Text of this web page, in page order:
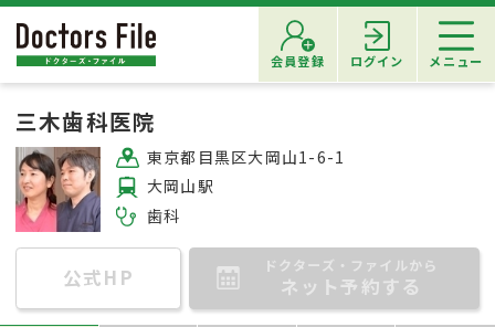
会員登録 ログイン メニュー
三木歯科医院
東京都目黒区大岡山1-6-1
大岡山駅
歯科
公式HP ドクターズ・ファイルから
ネット予約する